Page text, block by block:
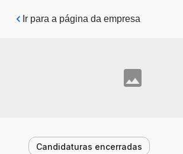
Pular para o conteúdo principal
Ir para a página da empresa
Candidaturas encerradas